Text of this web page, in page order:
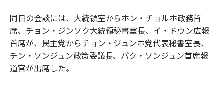
同日の会談には、大統領室からホン・チョルホ政務首
席、チョン・ジンソク大統領秘書室長、イ・ドウン広報
首席が、民主党からチョン・ジュンホ党代表秘書室長、
チン・ソンジュン政策委議長、パク・ソンジュン首席報
道官が出席した。